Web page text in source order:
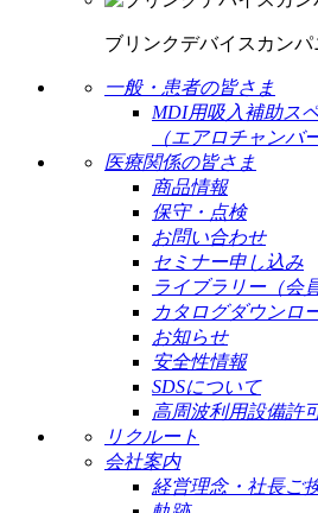
ブリンクデバイスカンパ
一般・患者の皆さま
MDI用吸入補助ス
（エアロチャンバ
医療関係の皆さま
商品情報
保守・点検
お問い合わせ
セミナー申し込み
ライブラリー（会
カタログダウンロ
お知らせ
安全性情報
SDSについて
高周波利用設備許
リクルート
会社案内
経営理念・社長ご